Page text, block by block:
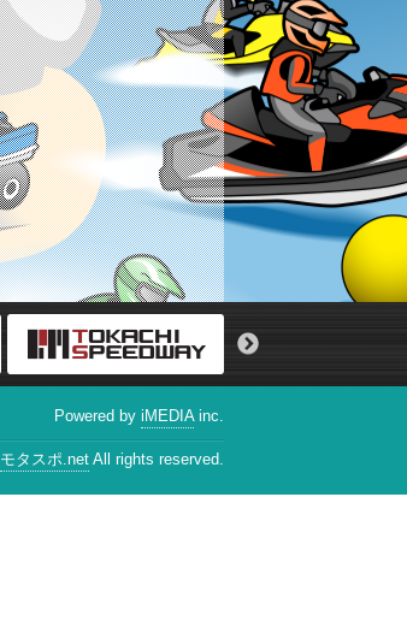
Powered by iMEDIAinc.
モタスポ.net All rights reserved.